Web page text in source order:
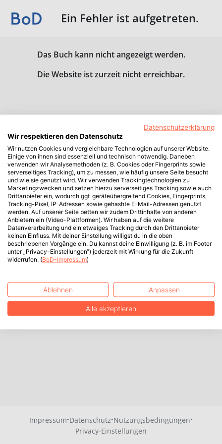
Ein Fehler ist aufgetreten.
Das Buch kann nicht angezeigt werden.
Die Website ist zurzeit nicht erreichbar.
Impressum·Datenschutz·Nutzungsbedingungen·
Privacy-Einstellungen
Datenschutzerklärung
Wir respektieren den Datenschutz
Wir nutzen Cookies und vergleichbare Technologien auf unserer Website.
Einige von ihnen sind essenziell und technisch notwendig. Daneben
verwenden wir Analysemethoden (z. B. Cookies oder Fingerprints sowie
serverseitiges Tracking), um zu messen, wie häufig unsere Seite besucht
und wie sie genutzt wird. Wir verwenden Trackingtechnologien zu
Marketingzwecken und setzen hierzu serverseitiges Tracking sowie auch
Drittanbieter ein, wodurch ggf. geräteübergreifend Cookies, Fingerprints,
Tracking-Pixel, IP-Adressen sowie gehashte E-Mail-Adressen genutzt
werden. Auf unserer Seite betten wir zudem Drittinhalte von anderen
Anbietern ein (Video-Plattformen). Wir haben auf die weitere
Datenverarbeitung und ein etwaiges Tracking durch den Drittanbieter
keinen Einfluss. Mit deiner Einstellung willigst du in die oben
beschriebenen Vorgänge ein. Du kannst deine Einwilligung (z. B. im Footer
unter „Privacy-Einstellungen“) jederzeit mit Wirkung für die Zukunft
widerrufen. (BoD-Impressum)
Ablehnen Anpassen
Alle akzeptieren